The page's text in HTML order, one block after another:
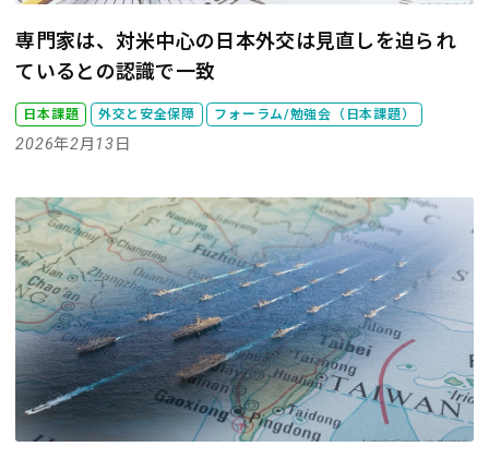
専門家は、対米中心の日本外交は見直しを迫られ
ているとの認識で一致
日本課題 外交と安全保障 フォーラム/勉強会（日本課題）
2026年2月13日